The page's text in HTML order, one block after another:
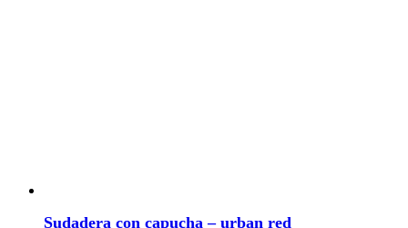
Sudadera con capucha – urban red